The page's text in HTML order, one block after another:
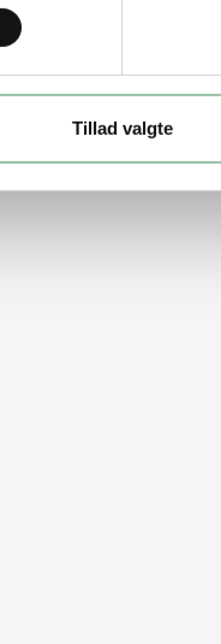
Tillad valgte
yoghurt op i
en ispind i midten af